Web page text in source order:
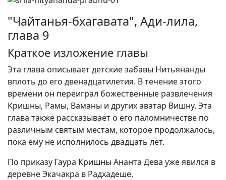
"Чайтанья-бхагавата", Ади-лила,
глава 9
Краткое изложение главы
Эта глава описывает детские забавы Нитьянанды
вплоть до его двенадцатилетия. В течение этого
времени он переиграл божественные развлечения
Кришны, Рамы, Ваманы и других аватар Вишну. Эта
глава также рассказывает о его паломничестве по
различным святым местам, которое продолжалось,
пока ему не исполнилось двадцать лет.
По приказу Гаура Кришны Ананта Дева уже явился в
деревне Экачакра в Радхадеше.